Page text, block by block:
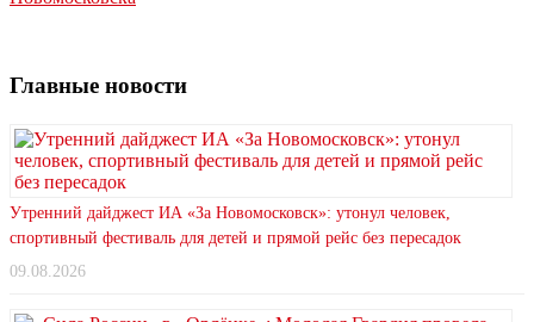
Главные новости
Утренний дайджест ИА «За Новомосковск»: утонул человек,
спортивный фестиваль для детей и прямой рейс без пересадок
09.08.2026